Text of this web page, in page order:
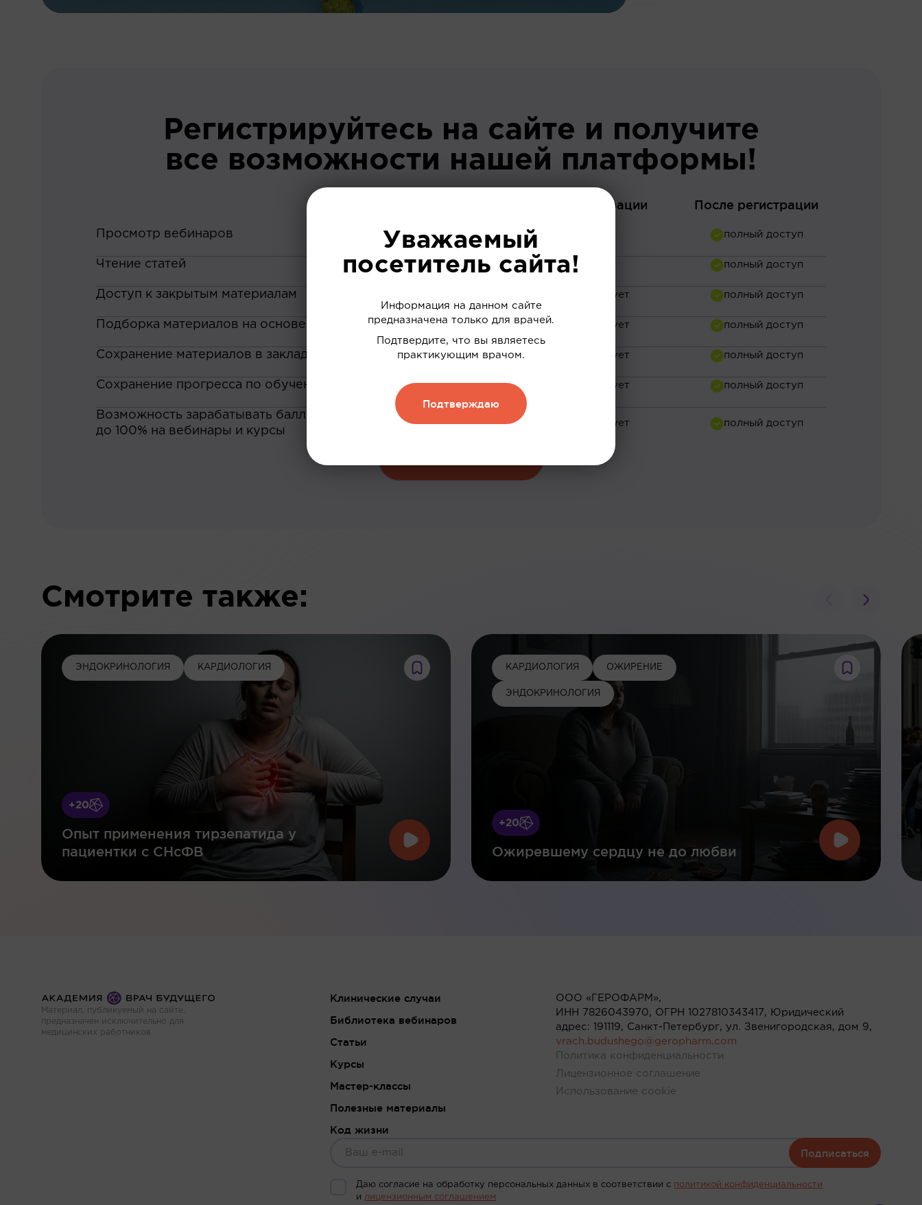
Регистрируйтесь на сайте и получите
все возможности нашей платформы!
До регистрации После регистрации
Просмотр вебинаров
Чтение статей
Доступ к закрытым материалам
Подборка материалов на основе ваших интересов
Сохранение материалов в закладки
Сохранение прогресса по обучению
Возможность зарабатывать баллы и обменивать их на скидку
до 100% на вебинары и курсы
Смотрите также:
ЭНДОКРИНОЛОГИЯ КАРДИОЛОГИЯ
+20
Опыт применения тирзепатида у
пациентки с СНсФВ
КАРДИОЛОГИЯ ОЖИРЕНИЕ
ЭНДОКРИНОЛОГИЯ
+20
Ожиревшему сердцу не до любви
Материал, публикуемый на сайте,
предназначен исключительно для
медицинских работников
Клинические случаи
Библиотека вебинаров
Статьи
Курсы
Мастер-классы
Полезные материалы
Код жизни
ООО «ГЕРОФАРМ»,
ИНН 7826043970, ОГРН 1027810343417, Юридический
адрес: 191119, Санкт-Петербург, ул. Звенигородская, дом 9,
vrach.budushego@geropharm.com
Политика конфиденциальности
Лицензионное соглашение
Использование cookie
Подписаться
Даю согласие на обработку персональных данных в соответствии c политикой конфиденциальности
илицензионным соглашением
Уважаемый
посетитель сайта!
Информация на данном сайте
предназначена только для врачей.
Подтвердите, что вы являетесь
практикующим врачом.
Подтверждаю